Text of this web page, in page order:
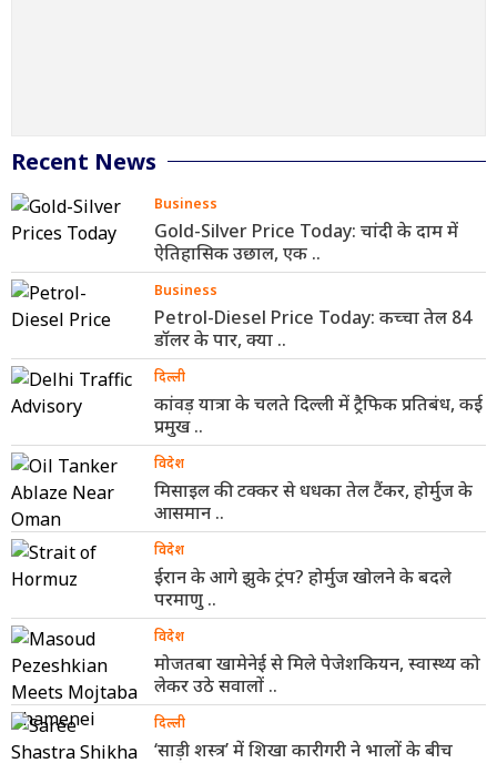
Recent News
Business
Gold-Silver Price Today: चांदी के दाम में
ऐतिहासिक उछाल, एक ..
Business
Petrol-Diesel Price Today: कच्चा तेल 84
डॉलर के पार, क्या ..
दिल्ली
कांवड़ यात्रा के चलते दिल्ली में ट्रैफिक प्रतिबंध, कई
प्रमुख ..
विदेश
मिसाइल की टक्कर से धधका तेल टैंकर, होर्मुज के
आसमान ..
विदेश
ईरान के आगे झुके ट्रंप? होर्मुज खोलने के बदले
परमाणु ..
विदेश
मोजतबा खामेनेई से मिले पेजेशकियन, स्वास्थ्य को
लेकर उठे सवालों ..
दिल्ली
‘साड़ी शस्त्र’ में शिखा कारीगरी ने भालों के बीच